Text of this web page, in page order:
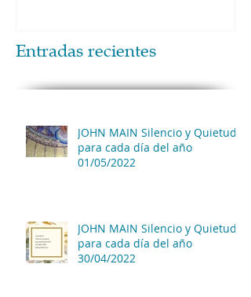
Entradas recientes
JOHN MAIN Silencio y Quietud
para cada día del año
01/05/2022
JOHN MAIN Silencio y Quietud
para cada día del año
30/04/2022